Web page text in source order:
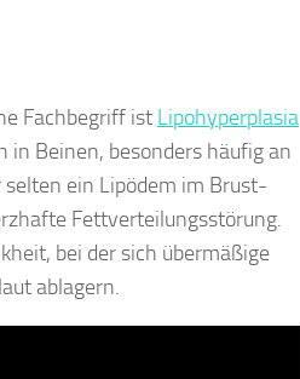
Fachbegriff ist Lipohyperplasia
in Beinen, besonders häufig an
selten ein Lipödem im Brust-
Fettverteilungsstörung.
bei der sich übermäßige
ablagern.